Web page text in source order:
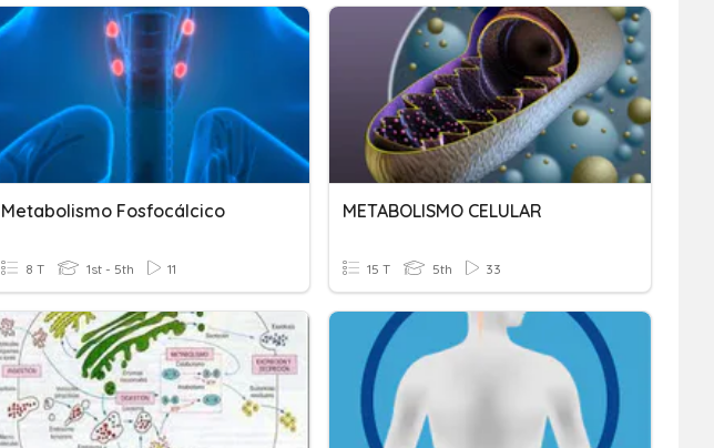
Metabolismo Fosfocálcico
8 T 1st - 5th 11
METABOLISMO CELULAR
15 T 5th 33